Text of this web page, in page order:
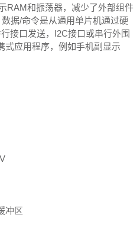
RAM和振荡器，减少了外部组件
据/命令是从通用单片机通过硬
接口发送，I2C接口或串行外围
式应用程序，例如手机副显示
冲区